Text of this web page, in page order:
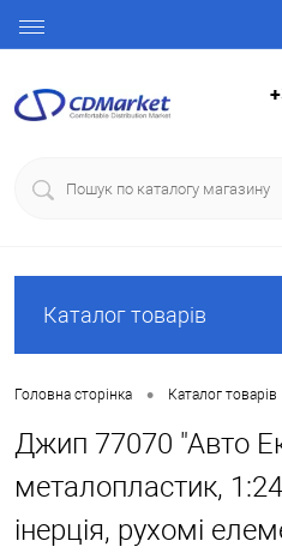
Каталог товарів
Головна сторінка • Каталог товарів
Джип 77070 "Авто
металопластик,
інерція, рухомі